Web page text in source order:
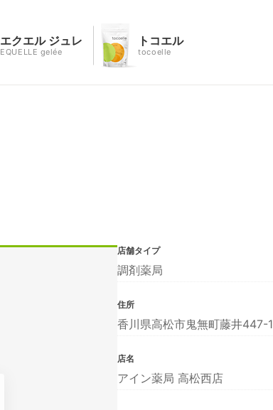
エクエル ジュレ
EQUELLE gelée
トコエル
tocoelle
店舗タイプ
調剤薬局
住所
香川県高松市鬼無町藤井447-1
店名
アイン薬局 高松西店